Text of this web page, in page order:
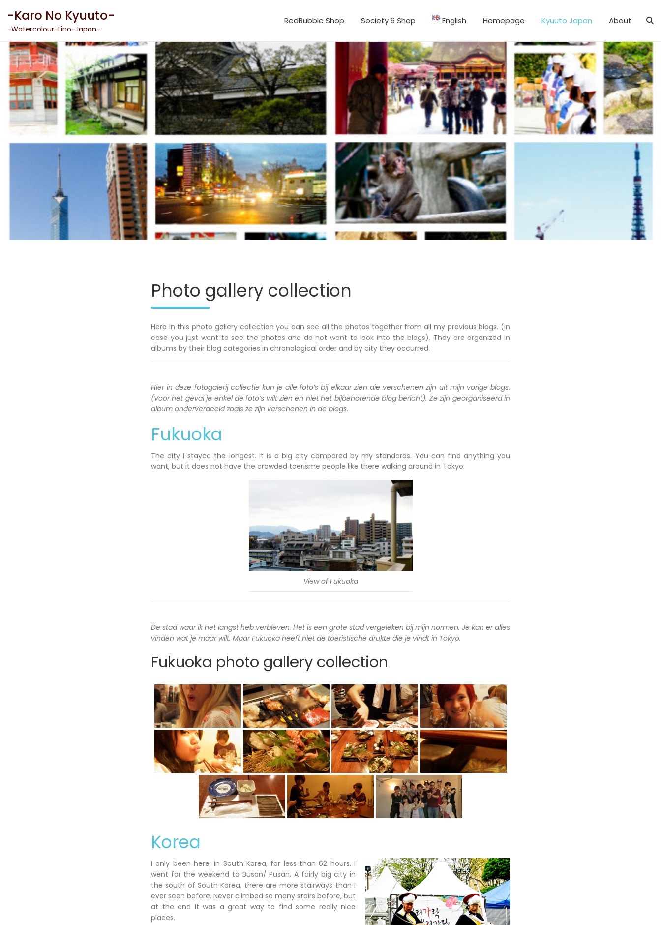
content
-Karo No Kyuuto-
-Watercolour-Lino-Japan-
RedBubble Shop Society 6 Shop English Homepage Kyuuto Japan About
Photo gallery collection
Here in this photo gallery collection you can see all the photos together from all my previous blogs. (in
case you just want to see the photos and do not want to look into the blogs). They are organized in
albums by their blog categories in chronological order and by city they occurred.
Hier in deze fotogalerij collectie kun je alle foto’s bij elkaar zien die verschenen zijn uit mijn vorige blogs.
(Voor het geval je enkel de foto’s wilt zien en niet het bijbehorende blog bericht). Ze zijn georganiseerd in
album onderverdeeld zoals ze zijn verschenen in de blogs.
Fukuoka
The city I stayed the longest. It is a big city compared by my standards. You can find anything you
want, but it does not have the crowded toerisme people like there walking around in Tokyo.
View of Fukuoka
De stad waar ik het langst heb verbleven. Het is een grote stad vergeleken bij mijn normen. Je kan er alles
vinden wat je maar wilt. Maar Fukuoka heeft niet de toeristische drukte die je vindt in Tokyo.
Fukuoka photo gallery collection
Korea
I only been here, in South Korea, for less than 62 hours. I
went for the weekend to Busan/ Pusan. A fairly big city in
the south of South Korea. there are more stairways than I
ever seen before. Never climbed so many stairs before, but
at the end It was a great way to find some really nice
places.